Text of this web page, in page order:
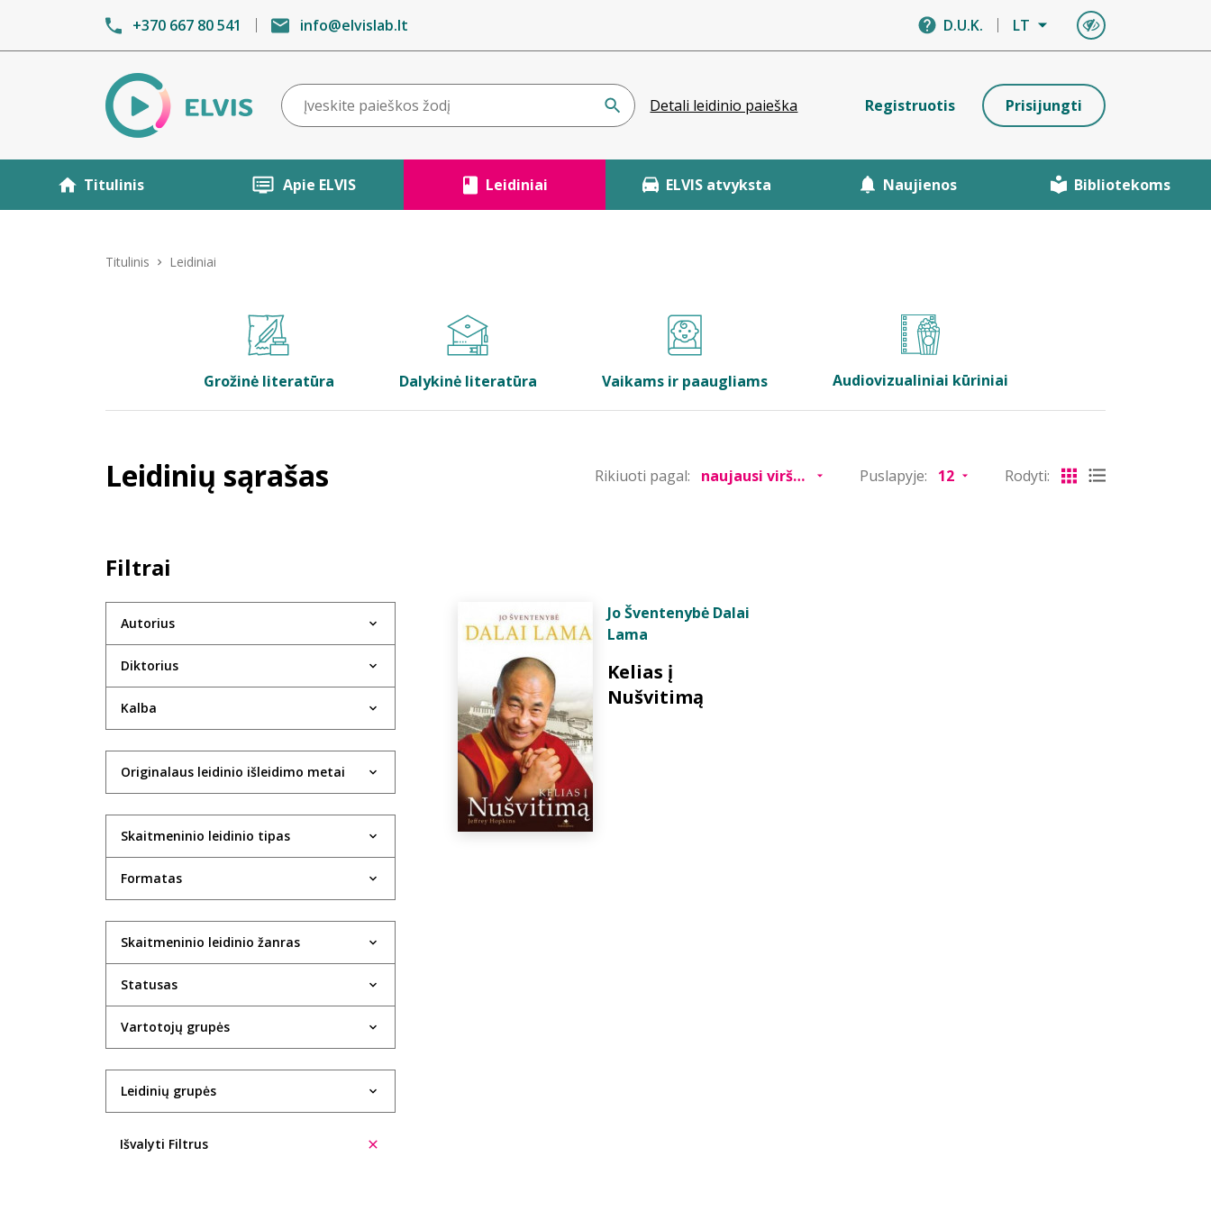
+370 667 80 541 info@elvislab.lt D.U.K. LT
Detali leidinio paieška Registruotis Prisijungti
Titulinis Apie ELVIS Leidiniai ELVIS atvyksta Naujienos Bibliotekoms
Titulinis Leidiniai
Grožinė literatūra Dalykinė literatūra Vaikams ir paaugliams Audiovizualiniai kūriniai
Leidinių sąrašas Rikiuoti pagal: Puslapyje: Rodyti:
Filtrai
Autorius
Diktorius
Kalba
Originalaus leidinio išleidimo metai
Skaitmeninio leidinio tipas
Formatas
Skaitmeninio leidinio žanras
Statusas
Vartotojų grupės
Leidinių grupės
Išvalyti Filtrus
Jo Šventenybė Dalai
Lama
Kelias į
Nušvitimą